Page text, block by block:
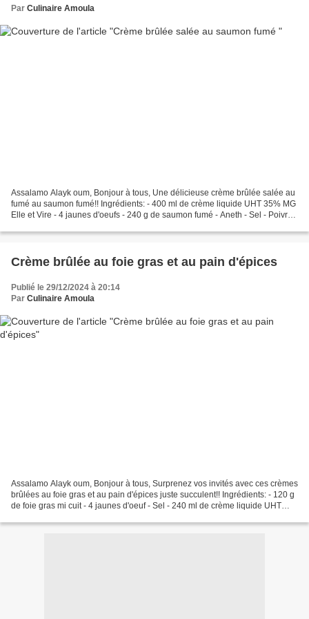
Par Culinaire Amoula
Assalamo Alayk oum, Bonjour à tous, Une délicieuse crème brûlée salée au
fumé au saumon fumé!! Ingrédients: - 400 ml de crème liquide UHT 35% MG
Elle et Vire - 4 jaunes d'oeufs - 240 g de saumon fumé - Aneth - Sel - Poivre
Crème brûlée au foie gras et au pain d'épices
Publié le 29/12/2024 à 20:14
Par Culinaire Amoula
Assalamo Alayk oum, Bonjour à tous, Surprenez vos invités avec ces crèmes
brûlées au foie gras et au pain d'épices juste succulent!! Ingrédients: - 120 g
de foie gras mi cuit - 4 jaunes d'oeuf - Sel - 240 ml de crème liquide UHT